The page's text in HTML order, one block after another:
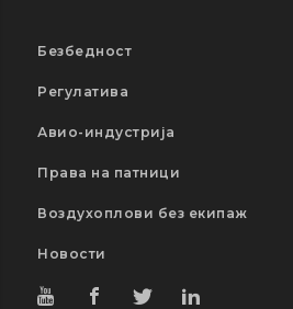
Безбедност
Регулатива
Авио-индустрија
Права на патници
Воздухоплови без екипаж
Новости